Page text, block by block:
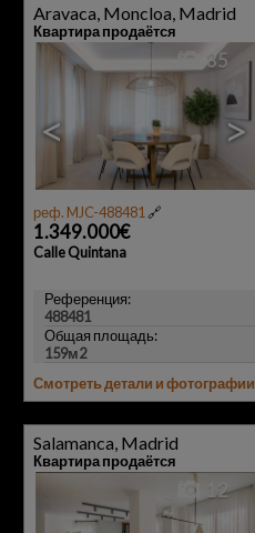
Aravaca, Moncloa, Madrid
Квартира продаётся
< >
35
реф. MJC-488481🔗
1.349.000€
Calle Quintana
Референция:
488481
Общая площадь:
159м2
Смотреть детали и фотографии
Salamanca, Madrid
Квартира продаётся
12